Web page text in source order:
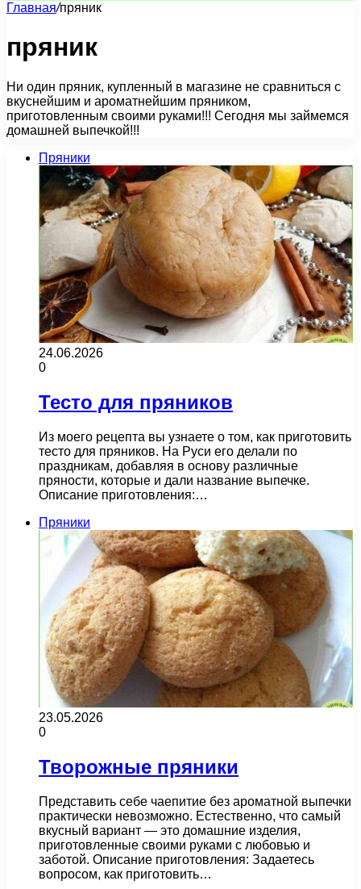
Главная/пряник
пряник
Ни один пряник, купленный в магазине не сравниться с
вкуснейшим и ароматнейшим пряником,
приготовленным своими руками!!! Сегодня мы займемся
домашней выпечкой!!!
Пряники
24.06.2026
0
Тесто для пряников
Из моего рецепта вы узнаете о том, как приготовить
тесто для пряников. На Руси его делали по
праздникам, добавляя в основу различные
пряности, которые и дали название выпечке.
Описание приготовления:…
Пряники
23.05.2026
0
Творожные пряники
Представить себе чаепитие без ароматной выпечки
практически невозможно. Естественно, что самый
вкусный вариант — это домашние изделия,
приготовленные своими руками с любовью и
заботой. Описание приготовления: Задаетесь
вопросом, как приготовить…